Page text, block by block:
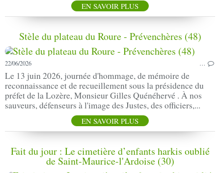
EN SAVOIR PLUS
Stèle du plateau du Roure - Prévenchères (48)
22/06/2026 …
Le 13 juin 2026, journée d'hommage, de mémoire de
reconnaissance et de recueillement sous la présidence du
préfet de la Lozère, Monsieur Gilles Quénéhervé . À nos
sauveurs, défenseurs à l'image des Justes, des officiers,...
EN SAVOIR PLUS
Fait du jour : Le cimetière d’enfants harkis oublié
de Saint-Maurice-l'Ardoise (30)